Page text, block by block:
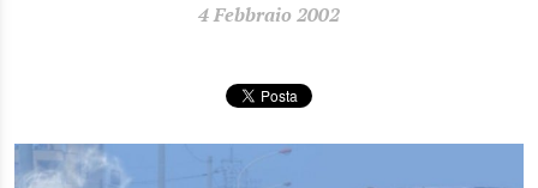
4 Febbraio 2002